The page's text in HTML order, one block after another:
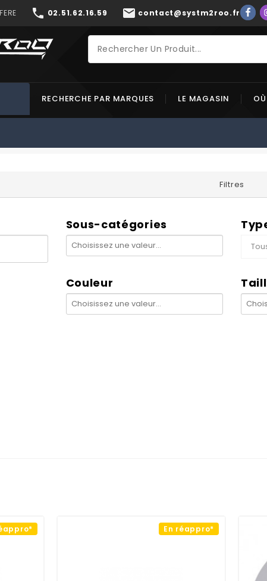
phone 02.51.62.16.59 mail contact@systm2roo.fr
RECHERCHE PAR MARQUES LE MAGASIN
Filtres
Sous-catégories
Couleur
En réappro*